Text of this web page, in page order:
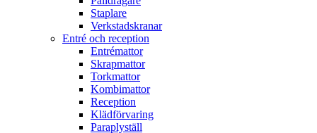
Staplare
Verkstadskranar
Entré och reception
Entrémattor
Skrapmattor
Torkmattor
Kombimattor
Reception
Klädförvaring
Paraplyställ